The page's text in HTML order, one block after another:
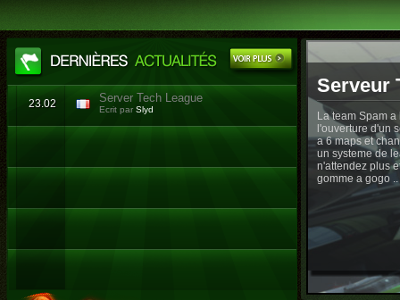
23.02 Server Tech League
Ecrit par Slyd
Serveur
La team Spam
l'ouverture d'un
a 6 maps et
un systeme de
n'attendez plus
gomme a gogo ..